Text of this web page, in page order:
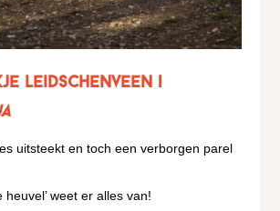
Leidschenveen |
uitsteekt en toch een verborgen parel
heuvel’ weet er alles van!